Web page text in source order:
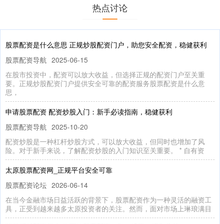
热点讨论
股票配资是什么意思 正规炒股配资门户，助您安全配资，稳健获利
股票配资导航 2025-06-15
在股市投资中，配资可以放大收益，但选择正规的配资门户至关重
要。正规炒股配资门户提供安全可靠的配资服务股票配资是什么意
思，
申请股票配资 配资炒股入门：新手必读指南，稳健获利
股票配资导航 2025-10-20
配资炒股是一种杠杆炒股方式，可以放大收益，但同时也增加了风
险。对于新手来说，了解配资炒股的入门知识至关重要。 * 自有资
太原股票配资网_正规平台安全可靠
股票配资论坛 2026-06-14
在当今金融市场日益活跃的背景下，股票配资作为一种灵活的融资工
具，正受到越来越多太原投资者的关注。然而，面对市场上琳琅满目